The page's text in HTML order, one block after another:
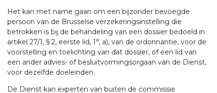
Het kan met name gaan om een bijzonder bevoegde
persoon van de Brusselse verzekeringsinstelling die
betrokken is bij de behandeling van een dossier bedoeld in
artikel 27/1, § 2, eerste lid, 1°, a), van de ordonnantie, voor de
voorstelling en toelichting van dat dossier, of een lid van
een ander advies- of besluitvormingsorgaan van de Dienst,
voor dezelfde doeleinden.
De Dienst kan experten van buiten de commissie